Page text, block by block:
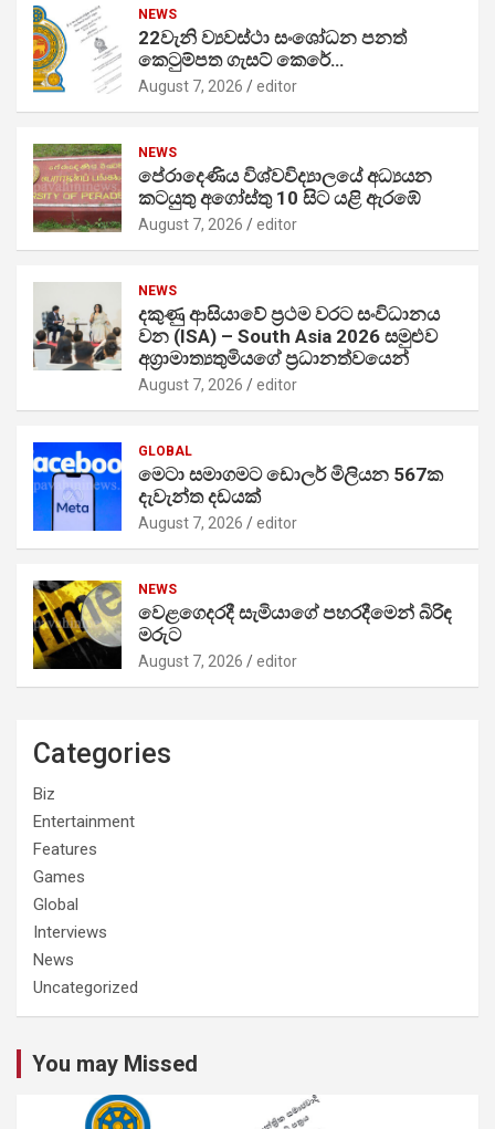
NEWS
22වැනි ව්‍යවස්ථා සංශෝධන පනත්
කෙටුම්පත ගැසට් කෙරේ…
August 7, 2026 editor
NEWS
පේරාදෙණිය විශ්වවිද්‍යාලයේ අධ්‍යයන
කටයුතු අගෝස්තු 10 සිට යළි ඇරඹේ
August 7, 2026 editor
NEWS
දකුණු ආසියාවේ ප්‍රථම වරට සංවිධානය
වන (ISA) – South Asia 2026 සමුළුව
අග්‍රාමාත්‍යතුමියගේ ප්‍රධානත්වයෙන්
August 7, 2026 editor
GLOBAL
මෙටා සමාගමට ඩොලර් මිලියන 567ක
දැවැන්ත දඩයක්
August 7, 2026 editor
NEWS
වෙළගෙදරදී සැමියාගේ පහරදීමෙන් බිරිඳ
මරුට
August 7, 2026 editor
Categories
Biz
Entertainment
Features
Games
Global
Interviews
News
Uncategorized
You may Missed